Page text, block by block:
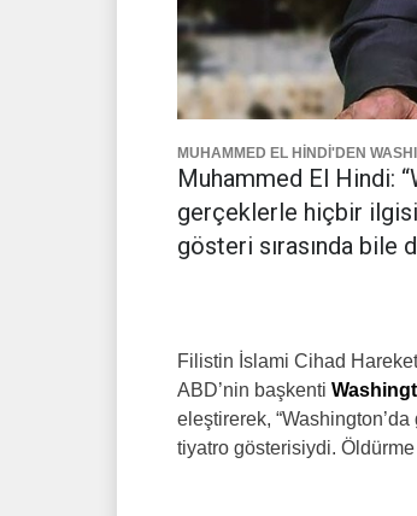
MUHAMMED EL HİNDİ'DEN
Muhammed El Hindi:
gerçeklerle hiçbir
gösteri sırasında bile
Filistin İslami Cihad
ABD’nin başkenti
eleştirerek,
tiyatro gösterisiydi. Öldürme